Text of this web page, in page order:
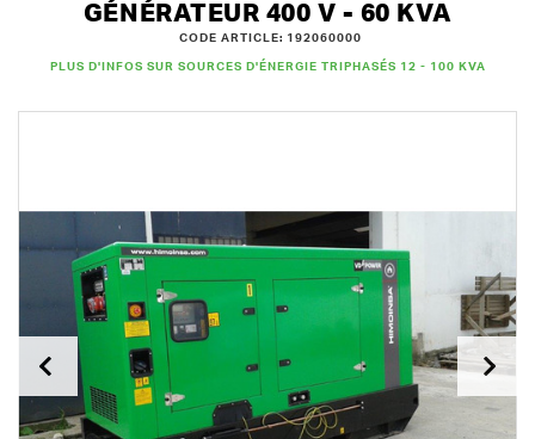
GÉNÉRATEUR 400 V - 60 KVA
CODE ARTICLE: 192060000
PLUS D'INFOS SUR SOURCES D'ÉNERGIE TRIPHASÉS 12 - 100 KVA